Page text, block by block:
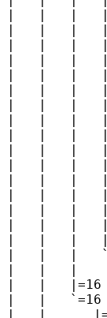
|
|   |
|   |   |
|=19
|   |
|   `=19
|   |   |
|   |   |
|   |   |
|   |   |
|   |
Ida
|=18
`=18
|   |
`=18
|
|
|=a17